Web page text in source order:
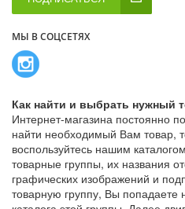
МЫ В СОЦСЕТЯХ
Как найти и выбрать нужный
Интернет-магазина постоянно
найти необходимый Вам товар,
воспользуйтесь нашим
товарные группы, их названия
графических изображений и
товарную группу, Вы попадаете